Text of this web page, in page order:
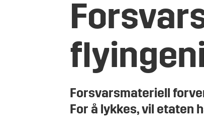
Forsvarsmateriell
For å lykkes, vil etaten